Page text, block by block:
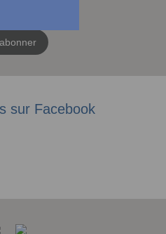
sur Facebook